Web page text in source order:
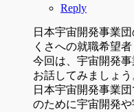
Reply
日本宇宙開発事業
くさへの就職希望
今回は、宇宙開発
お話してみましょう
日本宇宙開発事業
のために宇宙開発